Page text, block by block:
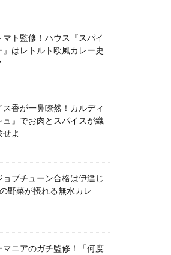
マト監修！ハウス『スパイ
はレトルト欧風カレー史
ス香が一鼻瞭然！カルディ
ュ』でお肉とスパイスが織
よ
ョブチューン合格は伊達じ
野菜が摂れる無水カレ
マニアのガチ監修！「何度